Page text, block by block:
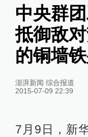
中央群
抵御敌
的铜墙
澎湃新闻 综合报道
2015-07-09 22:39
7月9日，新